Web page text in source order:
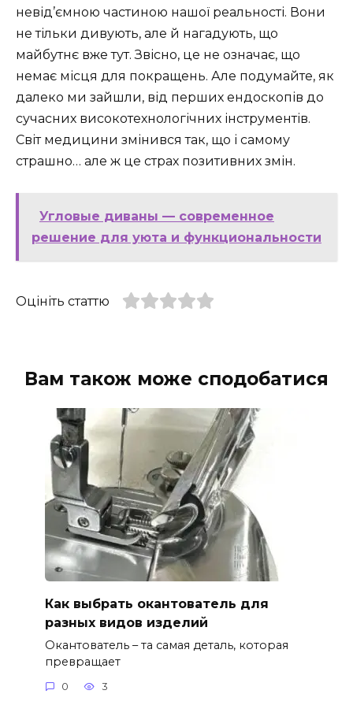
невід’ємною частиною нашої реальності. Вони
не тільки дивують, але й нагадують, що
майбутнє вже тут. Звісно, це не означає, що
немає місця для покращень. Але подумайте, як
далеко ми зайшли, від перших ендоскопів до
сучасних високотехнологічних інструментів.
Світ медицини змінився так, що і самому
страшно… але ж це страх позитивних змін.
Угловые диваны — современное
решение для уюта и функциональности
Оцініть статтю
Вам також може сподобатися
Как выбрать окантователь для
разных видов изделий
Окантователь – та самая деталь, которая
превращает
0 3